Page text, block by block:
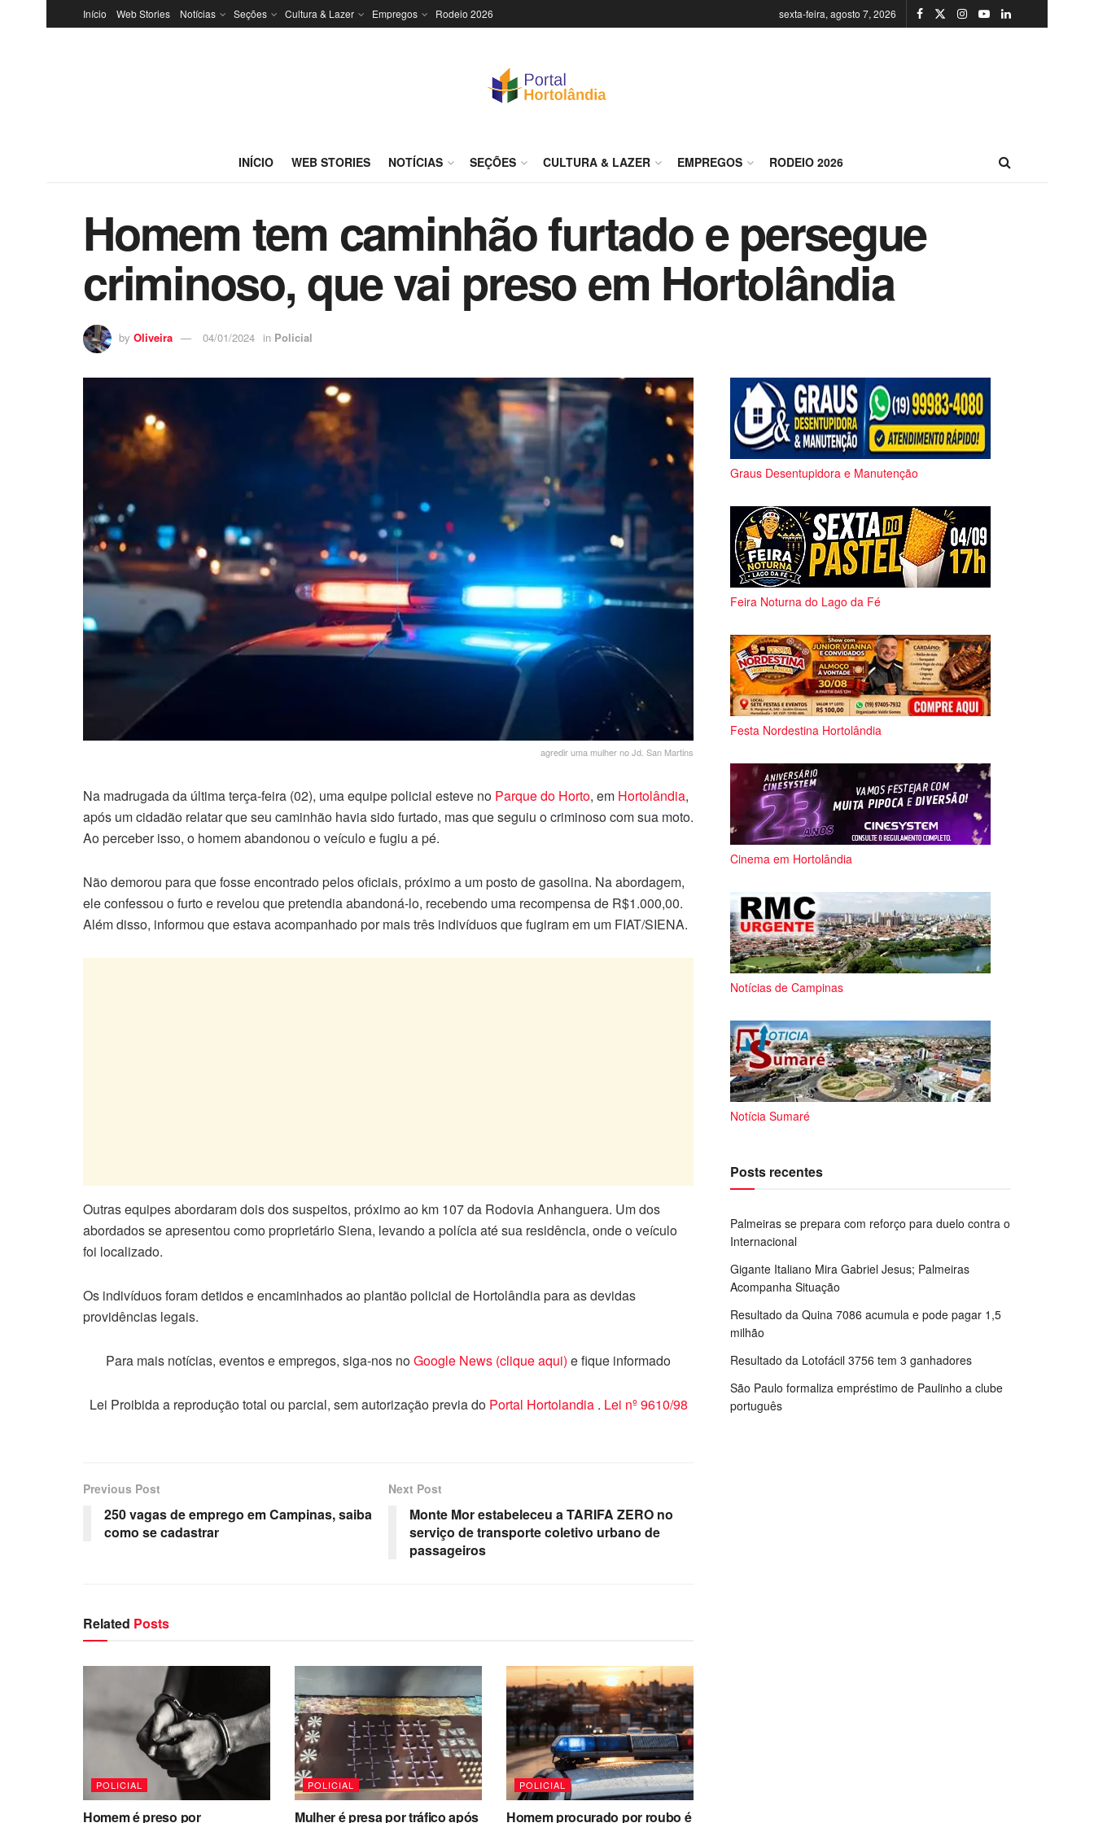
Início Web Stories Notícias Seções Cultura & Lazer Empregos Rodeio 2026 sexta-feira, agosto 7, 2026
INÍCIO WEB STORIES NOTÍCIAS SEÇÕES CULTURA & LAZER EMPREGOS RODEIO 2026
Homem tem caminhão furtado e persegue
criminoso, que vai preso em Hortolândia
by Oliveira 04/01/2024 in Policial
agredir uma mulher no Jd. San Martins
Na madrugada da última terça-feira (02), uma equipe policial esteve no Parque do Horto, em Hortolândia,
após um cidadão relatar que seu caminhão havia sido furtado, mas que seguiu o criminoso com sua moto.
Ao perceber isso, o homem abandonou o veículo e fugiu a pé.
Não demorou para que fosse encontrado pelos oficiais, próximo a um posto de gasolina. Na abordagem,
ele confessou o furto e revelou que pretendia abandoná-lo, recebendo uma recompensa de R$1.000,00.
Além disso, informou que estava acompanhado por mais três indivíduos que fugiram em um FIAT/SIENA.
Outras equipes abordaram dois dos suspeitos, próximo ao km 107 da Rodovia Anhanguera. Um dos
abordados se apresentou como proprietário Siena, levando a polícia até sua residência, onde o veículo
foi localizado.
Os indivíduos foram detidos e encaminhados ao plantão policial de Hortolândia para as devidas
providências legais.
Para mais notícias, eventos e empregos, siga-nos noGoogle News (clique aqui) e fique informado
Lei Proibida a reprodução total ou parcial, sem autorização previa do Portal Hortolandia . Lei nº 9610/98
Previous Post
250 vagas de emprego em Campinas, saiba
como se cadastrar
Next Post
Monte Mor estabeleceu a TARIFA ZERO no
serviço de transporte coletivo urbano de
passageiros
Related Posts
POLICIAL
Homem é preso por
POLICIAL
Mulher é presa por tráfico após
POLICIAL
Homem procurado por roubo é
Graus Desentupidora e Manutenção
Feira Noturna do Lago da Fé
Festa Nordestina Hortolândia
Cinema em Hortolândia
Notícias de Campinas
Notícia Sumaré
Posts recentes
Palmeiras se prepara com reforço para duelo contra o
Internacional
Gigante Italiano Mira Gabriel Jesus; Palmeiras
Acompanha Situação
Resultado da Quina 7086 acumula e pode pagar 1,5
milhão
Resultado da Lotofácil 3756 tem 3 ganhadores
São Paulo formaliza empréstimo de Paulinho a clube
português